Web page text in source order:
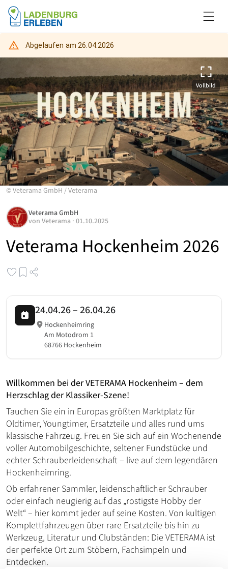
Abgelaufen am 26.04.2026
Vollbild
©Veterama GmbH /Veterama
Veterama Hockenheim 2026
Veterama GmbH
von Veterama · 01.10.2025
24.04.26–26.04.26
Hockenheimring
Am Motodrom 1
68766 Hockenheim
Willkommen bei der VETERAMA Hockenheim – dem
Herzschlag der Klassiker-Szene!
Tauchen Sie ein in Europas größten Marktplatz für
Oldtimer, Youngtimer, Ersatzteile und alles rund ums
klassische Fahrzeug. Freuen Sie sich auf ein Wochenende
voller Automobilgeschichte, seltener Fundstücke und
echter Schrauberleidenschaft – live auf dem legendären
Hockenheimring.
Ob erfahrener Sammler, leidenschaftlicher Schrauber
oder einfach neugierig auf das „rostigste Hobby der
Welt“ – hier kommt jeder auf seine Kosten. Von kultigen
Komplettfahrzeugen über rare Ersatzteile bis hin zu
Werkzeug, Literatur und Clubständen: Die VETERAMA ist
der perfekte Ort zum Stöbern, Fachsimpeln und
Entdecken.